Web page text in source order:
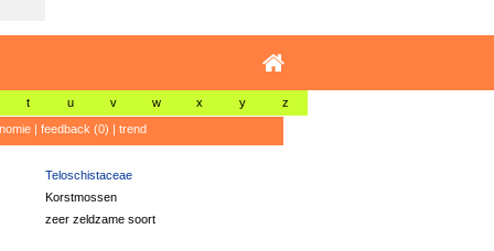
t u v w x y z
| feedback (0) | trend
Teloschistaceae
Korstmossen
zeer zeldzame soort